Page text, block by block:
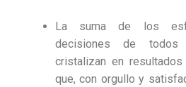
La suma de los
decisiones de
cristalizan en
que, con orgullo y